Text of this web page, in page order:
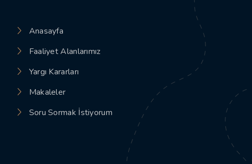
Anasayfa
Faaliyet Alanlarımız
Yargı Kararları
Makaleler
Soru Sormak İstiyorum